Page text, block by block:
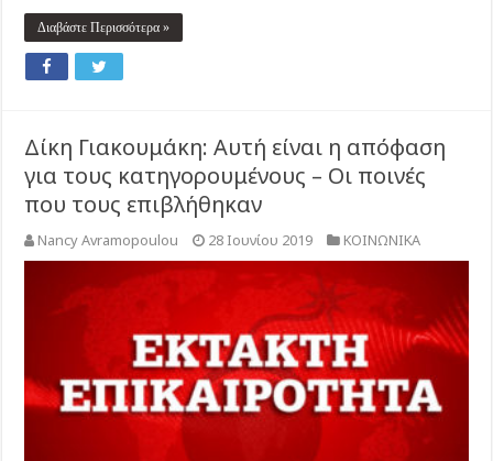
Διαβάστε Περισσότερα »
Δίκη Γιακουμάκη: Αυτή είναι η απόφαση
για τους κατηγορουμένους – Οι ποινές
που τους επιβλήθηκαν
Nancy Avramopoulou 28 Ιουνίου 2019 ΚΟΙΝΩΝΙΚΑ